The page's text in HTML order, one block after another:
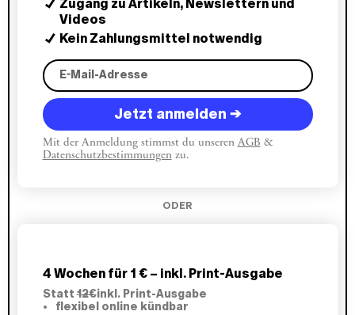
Zugang zu Artikeln, Newslettern und
Videos
Kein Zahlungsmittel notwendig
Jetzt anmelden →
Mit der Anmeldung stimmst du unseren AGB &
Datenschutzbestimmungenzu.
ODER
4 Wochen für 1 € – inkl. Print-Ausgabe
Statt12€inkl. Print-Ausgabe
flexibel online kündbar